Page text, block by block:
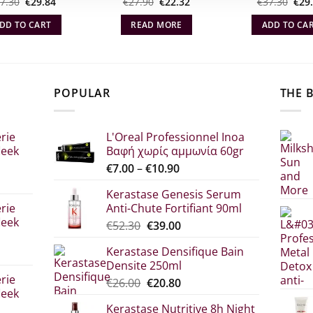
was:
€37.30.
TO CART what:
€27.90.
READ MORE was:
ADD TO
POPULAR
L'Oreal Professionnel Inoa
Βαφή χωρίς αμμωνία 60gr
€7.00–€10.90Price
€7.00
through
€10.90
Kerastase Genesis Serum
Anti-Chute Fortifiant 90ml
€52.30 Original
was:
€52.30.
€39.00Η
τιμή
είναι:
€39.00.
Kerastase Densifique Bain
Densite 250ml
€26.00 Original
€20.80The
Kerastase Nutritive 8h Night
THE